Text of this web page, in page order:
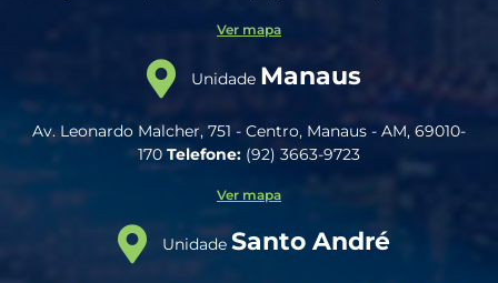
Ver mapa
Unidade Manaus
Av. Leonardo Malcher, 751 - Centro, Manaus - AM, 69010-
170 Telefone: (92) 3663-9723
Ver mapa
Unidade Santo André